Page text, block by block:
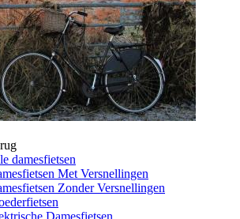
damesfietsen
Met Versnellingen
Zonder Versnellingen
Damesfietsen